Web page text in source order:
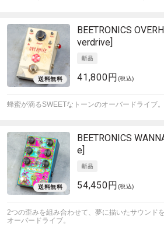
BEETRONICS
verdrive]
41,800円 (税込)
蜂蜜が滴るSWEETなトーンのオーバードライブ。
BEETRONICS
e]
54,450円 (税込)
2つの歪みを組み合わせて、夢に描いたサウンド
オーバードライブ。